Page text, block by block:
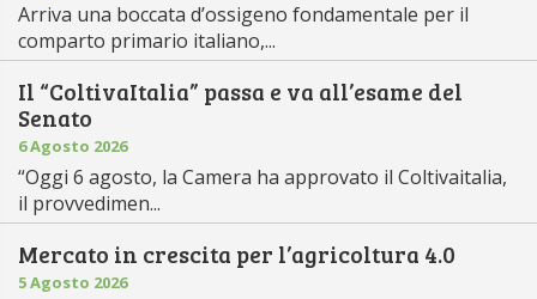
Arriva una boccata d’ossigeno fondamentale per il
comparto primario italiano,...
Il “ColtivaItalia” passa e va all’esame del
Senato
6 Agosto 2026
“Oggi 6 agosto, la Camera ha approvato il Coltivaitalia,
il provvedimen...
Mercato in crescita per l’agricoltura 4.0
5 Agosto 2026